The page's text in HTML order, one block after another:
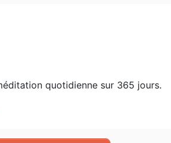
quotidienne sur 365 jours.